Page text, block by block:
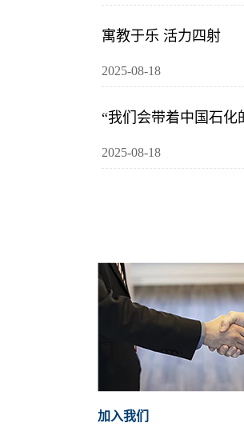
寓教于乐 活力四射
2025-08-18
“我们会带着中国石化
2025-08-18
加入我们